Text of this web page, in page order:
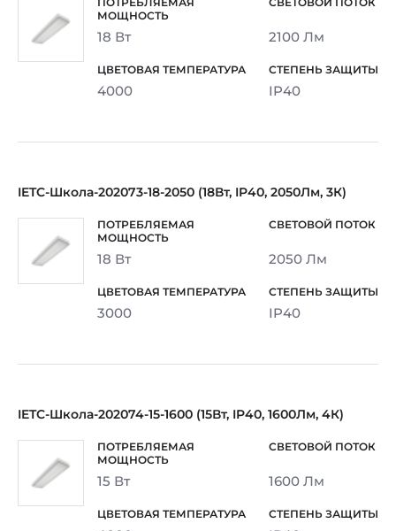
18 Вт 2100 Лм
4000 IP40
IETC-Школа-202073-18-2050 (18Вт, IP40, 2050Лм, 3К)
18 Вт 2050 Лм
3000 IP40
IETC-Школа-202074-15-1600 (15Вт, IP40, 1600Лм, 4К)
15 Вт 1600 Лм